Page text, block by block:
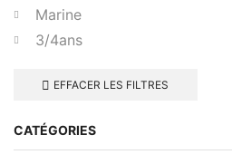
Marine
3/4ans
EFFACER LES FILTRES
CATÉGORIES